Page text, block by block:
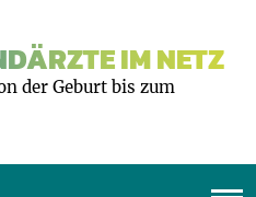
IM NETZ
der Geburt bis zum